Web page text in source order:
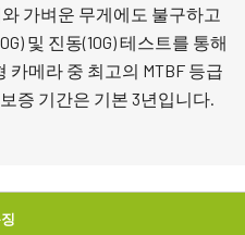
가벼운 무게에도 불구하고
및 진동(10G) 테스트를 통해
카메라 중 최고의 MTBF 등급
증 기간은 기본 3년입니다.